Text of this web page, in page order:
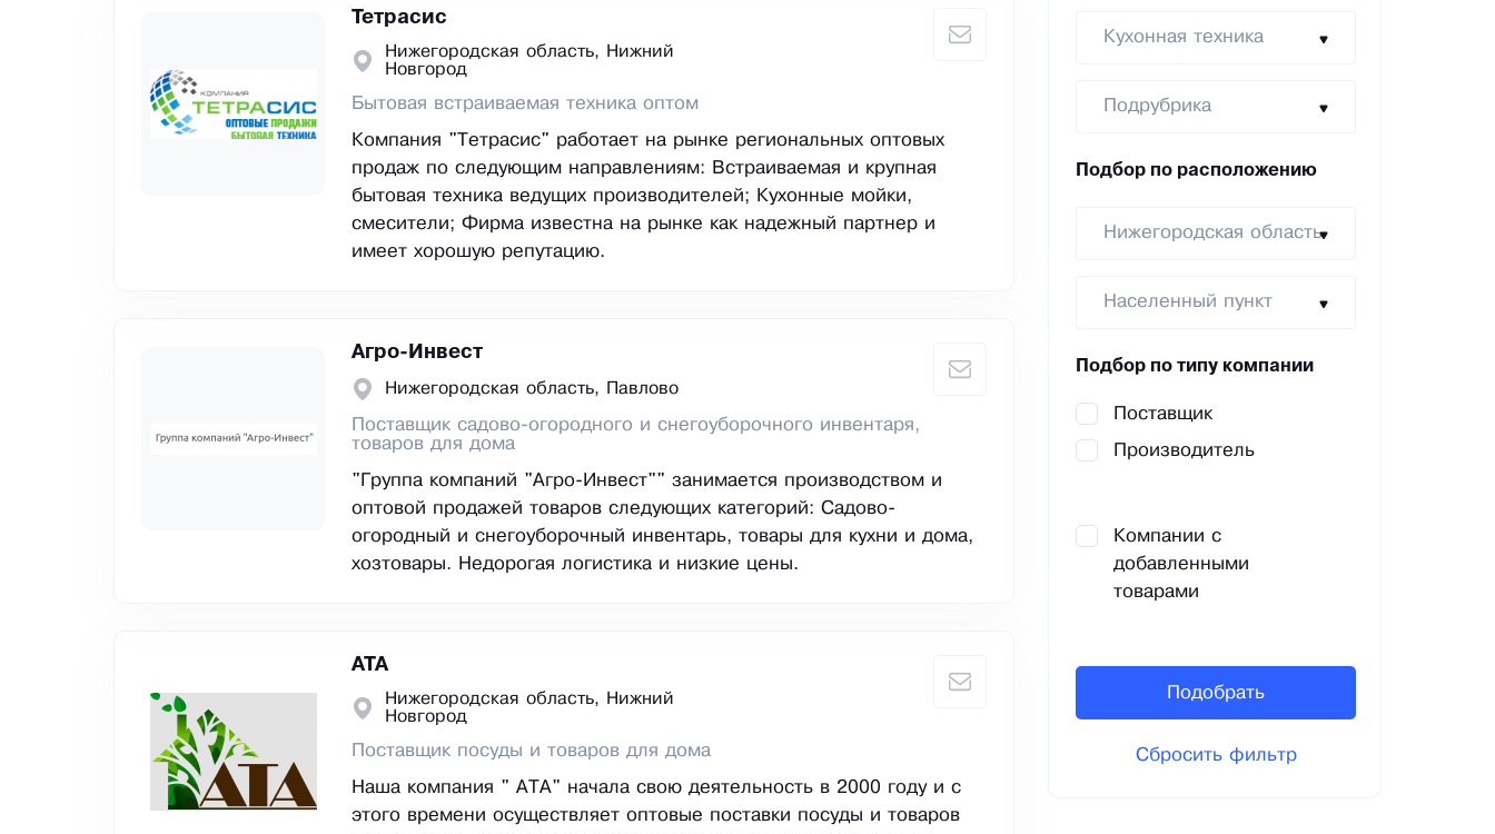
Тетрасис
Нижегородская область, Нижний
Новгород
Бытовая встраиваемая техника оптом
Компания "Тетрасис" работает на рынке региональных оптовых
продаж по следующим направлениям: Встраиваемая и крупная
бытовая техника ведущих производителей; Кухонные мойки,
смесители; Фирма известна на рынке как надежный партнер и
имеет хорошую репутацию.
Агро-Инвест
Нижегородская область, Павлово
Поставщик садово-огородного и снегоуборочного инвентаря,
товаров для дома
"Группа компаний "Агро-Инвест"" занимается производством и
оптовой продажей товаров следующих категорий: Садово-
огородный и снегоуборочный инвентарь, товары для кухни и дома,
хозтовары. Недорогая логистика и низкие цены.
АТА
Нижегородская область, Нижний
Новгород
Поставщик посуды и товаров для дома
Наша компания " АТА" начала свою деятельность в 2000 году и с
этого времени осуществляет оптовые поставки посуды и товаров
Кухонная техника
Подрубрика
Подбор по расположению
Нижегородская область
Населенный пункт
Подбор по типу компании
Поставщик
Производитель
Компании с
добавленными
товарами
Подобрать
Сбросить фильтр